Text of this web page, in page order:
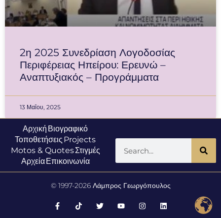
2η 2025 Συνεδρίαση Λογοδοσίας
Περιφέρειας Ηπείρου: Ερευνώ –
Αναπτυξιακός – Προγράμματα
13 Μαΐου, 2025
Αρχική Βιογραφικό
Τοποθετήσεις Projects
Motos & QuotesΣτιγμές
ΑρχείαΕπικοινωνία
© 1997-2026 Λάμπρος Γεωργόπουλος